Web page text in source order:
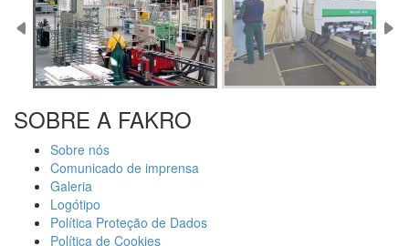
SOBRE A FAKRO
Sobre nós
Comunicado de imprensa
Galeria
Logótipo
Política Proteção de Dados
Política de Cookies